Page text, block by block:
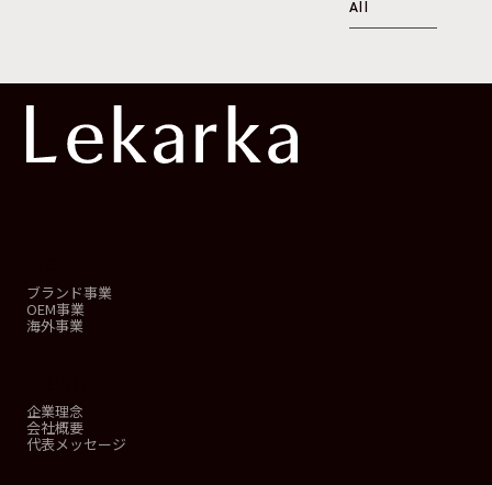
All
ブランド事業
OEM事業
海外事業
企業理念
会社概要
代表メッセージ